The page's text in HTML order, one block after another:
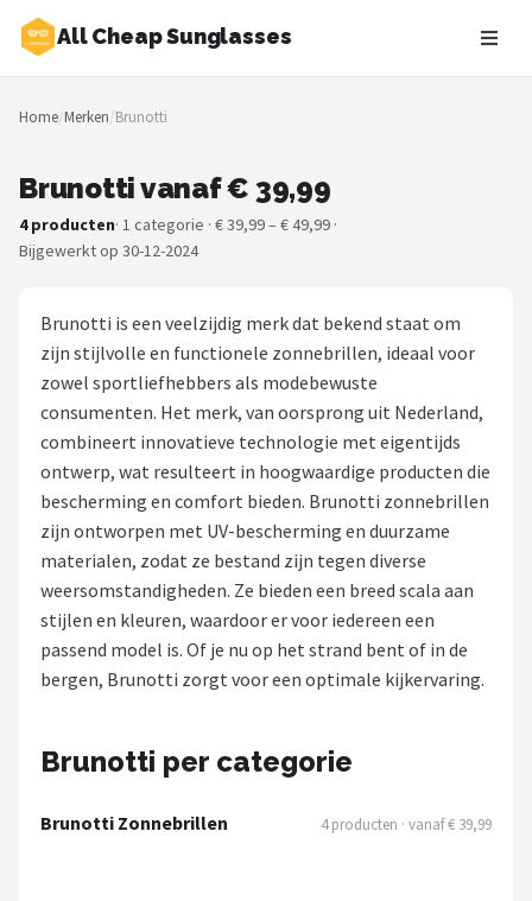
All Cheap Sunglasses
Zoeken
NAVIGATIE
Merken
Zonnebrillen
Baby zonnebrillen
POPULAIRE MERKEN
Polaroid
Kingseven
Montuurtjevoorjou
Home/Merken/Brunotti
Brunotti vanaf € 39,99
4 producten· 1 categorie · € 39,99 – € 49,99 ·
Bijgewerkt op 30-12-2024
Brunotti is een veelzijdig merk dat bekend staat om
zijn stijlvolle en functionele zonnebrillen, ideaal voor
zowel sportliefhebbers als modebewuste
consumenten. Het merk, van oorsprong uit Nederland,
combineert innovatieve technologie met eigentijds
ontwerp, wat resulteert in hoogwaardige producten die
bescherming en comfort bieden. Brunotti zonnebrillen
zijn ontworpen met UV-bescherming en duurzame
materialen, zodat ze bestand zijn tegen diverse
weersomstandigheden. Ze bieden een breed scala aan
stijlen en kleuren, waardoor er voor iedereen een
passend model is. Of je nu op het strand bent of in de
bergen, Brunotti zorgt voor een optimale kijkervaring.
Brunotti per categorie
Brunotti Zonnebrillen 4 producten · vanaf € 39,99